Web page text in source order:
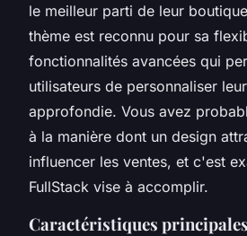
le meilleur parti de leur
thème est reconnu pour sa
fonctionnalités avancées qui
utilisateurs de personnaliser
approfondie. Vous avez
à la manière dont un design
influencer les ventes, et c'est
FullStack vise à accomplir.
Caractéristiques